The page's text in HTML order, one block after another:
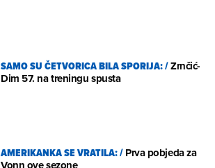
SAMO SU ČETVORICA BILA SPORIJA:/Zrnčić-
Dim 57. na treningu spusta
AMERIKANKA SE VRATILA:/Prva pobjeda za